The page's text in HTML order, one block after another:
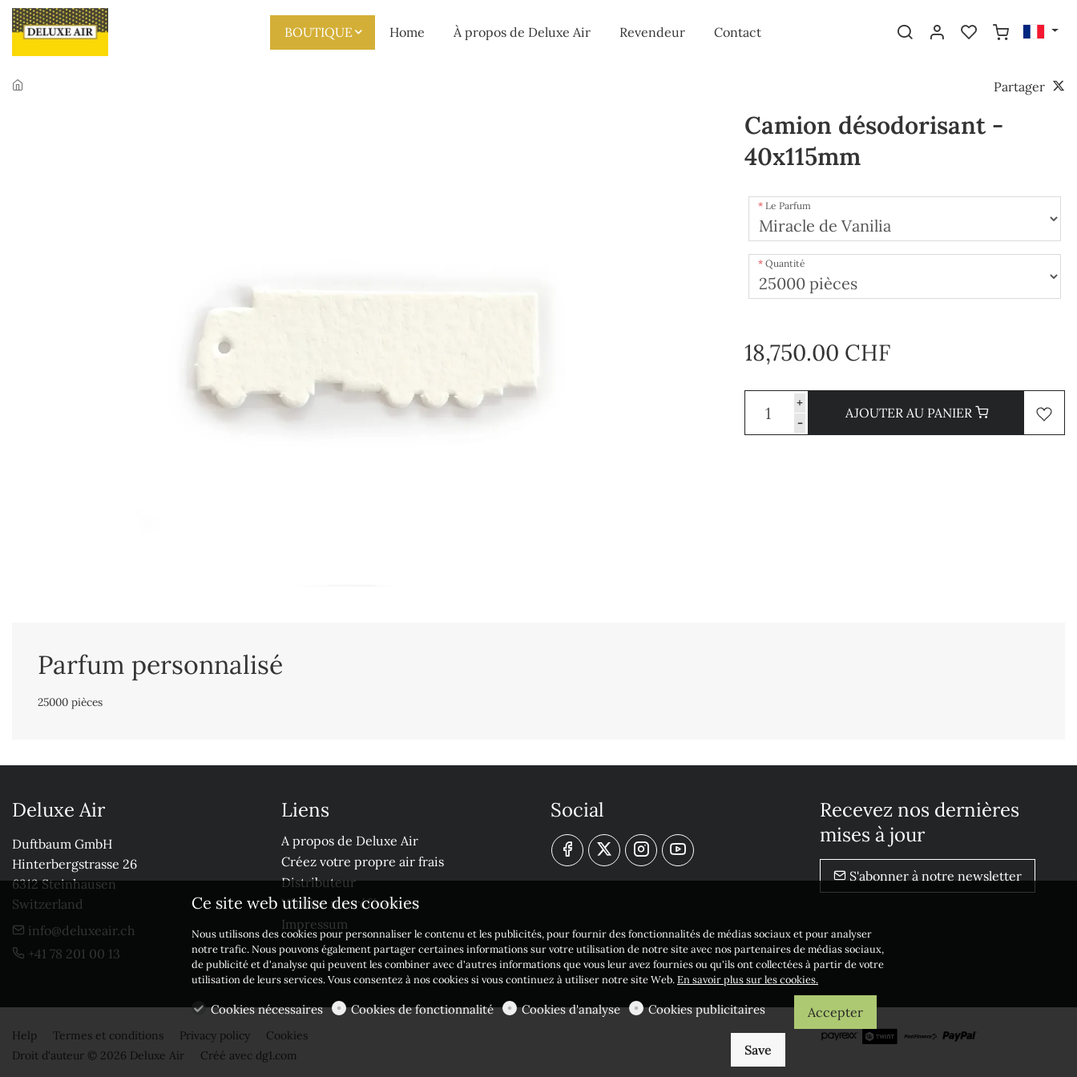
Skip to main content
BOUTIQUE
Home À propos de Deluxe Air Revendeur Contact
Partager
Camion désodorisant -
40x115mm
Le Parfum
Quantité
18,750.00 CHF
+
-
AJOUTER AU PANIER
Parfum personnalisé
25000 pièces
Deluxe Air
Duftbaum GmbH
Hinterbergstrasse 26
6312 Steinhausen
Switzerland
info@deluxeair.ch
+41 78 201 00 13
Liens
A propos de Deluxe Air
Créez votre propre air frais
Distributeur
Vérifiez nos références
Impressum
Social
Recevez nos dernières
mises à jour
S'abonner à notre newsletter
Help Termes et conditions Privacy policy
Cookies
Droit d'auteur © 2026 Deluxe Air
Créé avec dg1.com
Ce site web utilise des cookies
Nous utilisons des cookies pour personnaliser le contenu et les publicités, pour fournir des fonctionnalités de médias sociaux et pour analyser
notre trafic. Nous pouvons également partager certaines informations sur votre utilisation de notre site avec nos partenaires de médias sociaux,
de publicité et d'analyse qui peuvent les combiner avec d'autres informations que vous leur avez fournies ou qu'ils ont collectées à partir de votre
utilisation de leurs services. Vous consentez à nos cookies si vous continuez à utiliser notre site Web.En savoir plus sur les cookies.
Cookies nécessaires Cookies de fonctionnalité Cookies d'analyse Cookies publicitaires Accepter
Save